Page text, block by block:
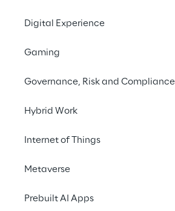
Digital Experience
Gaming
Governance, Risk and Compliance
Hybrid Work
Internet of Things
Metaverse
Prebuilt AI Apps
30/06/2025
31/03/2026
2025